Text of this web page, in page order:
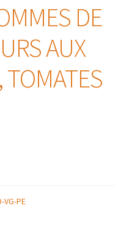
DE
AUX
TOMATES
VG-PE